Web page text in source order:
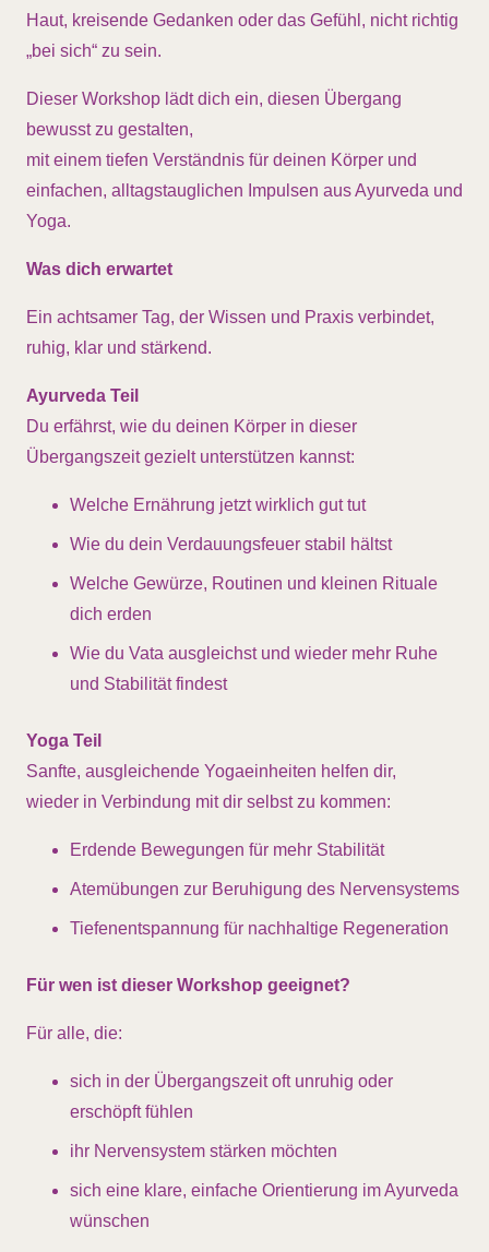
Haut, kreisende Gedanken oder das Gefühl, nicht richtig
„bei sich“ zu sein.
Dieser Workshop lädt dich ein, diesen Übergang
bewusst zu gestalten,
mit einem tiefen Verständnis für deinen Körper und
einfachen, alltagstauglichen Impulsen aus Ayurveda und
Yoga.
Was dich erwartet
Ein achtsamer Tag, der Wissen und Praxis verbindet,
ruhig, klar und stärkend.
Ayurveda Teil
Du erfährst, wie du deinen Körper in dieser
Übergangszeit gezielt unterstützen kannst:
Welche Ernährung jetzt wirklich gut tut
Wie du dein Verdauungsfeuer stabil hältst
Welche Gewürze, Routinen und kleinen Rituale
dich erden
Wie du Vata ausgleichst und wieder mehr Ruhe
und Stabilität findest
Yoga Teil
Sanfte, ausgleichende Yogaeinheiten helfen dir,
wieder in Verbindung mit dir selbst zu kommen:
Erdende Bewegungen für mehr Stabilität
Atemübungen zur Beruhigung des Nervensystems
Tiefenentspannung für nachhaltige Regeneration
Für wen ist dieser Workshop geeignet?
Für alle, die:
sich in der Übergangszeit oft unruhig oder
erschöpft fühlen
ihr Nervensystem stärken möchten
sich eine klare, einfache Orientierung im Ayurveda
wünschen